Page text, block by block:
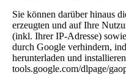
Sie können darüber hinaus
erzeugten und auf Ihre
(inkl. Ihrer IP-Adresse)
durch Google verhindern,
herunterladen und
tools.google.com/dlpage/